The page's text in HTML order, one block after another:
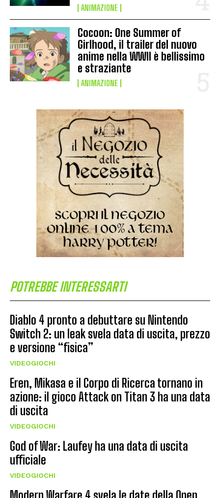
ANIMAZIONE
Cocoon: One Summer of
Girlhood, il trailer del nuovo
anime nella WWII è bellissimo
e straziante
ANIMAZIONE
POTREBBE INTERESSARTI
Diablo 4 pronto a debuttare su Nintendo
Switch 2: un leak svela data di uscita, prezzo
e versione “fisica”
VIDEOGIOCHI
Eren, Mikasa e il Corpo di Ricerca tornano in
azione: il gioco Attack on Titan 3 ha una data
di uscita
VIDEOGIOCHI
God of War: Laufey ha una data di uscita
ufficiale
VIDEOGIOCHI
Modern Warfare 4 svela le date della Open